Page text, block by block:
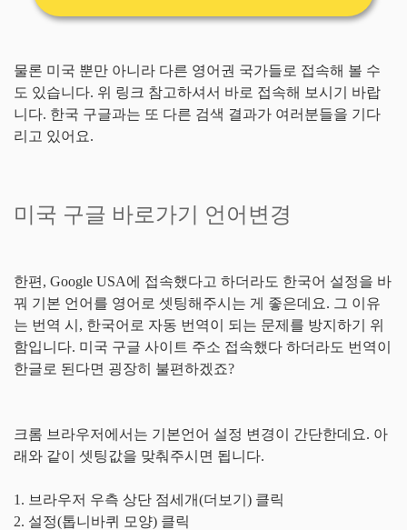
물론 미국 뿐만 아니라 다른 영어권 국가들로 접속해 볼 수
도 있습니다. 위 링크 참고하셔서 바로 접속해 보시기 바랍
니다. 한국 구글과는 또 다른 검색 결과가 여러분들을 기다
리고 있어요.
미국 구글 바로가기 언어변경
한편, Google USA에 접속했다고 하더라도 한국어 설정을 바
꿔 기본 언어를 영어로 셋팅해주시는 게 좋은데요. 그 이유
는 번역 시, 한국어로 자동 번역이 되는 문제를 방지하기 위
함입니다. 미국 구글 사이트 주소 접속했다 하더라도 번역이
한글로 된다면 굉장히 불편하겠죠?
크롬 브라우저에서는 기본언어 설정 변경이 간단한데요. 아
래와 같이 셋팅값을 맞춰주시면 됩니다.
1. 브라우저 우측 상단 점세개(더보기) 클릭
2. 설정(톱니바퀴 모양) 클릭